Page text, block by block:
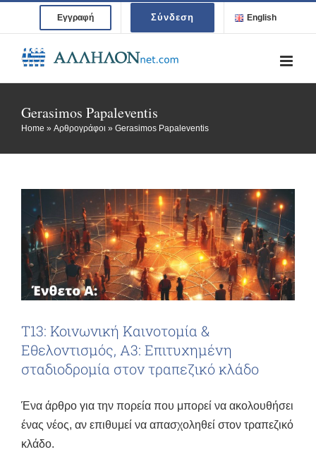
content
Εγγραφή Σύνδεση English
Gerasimos Papaleventis
Home » Αρθρογράφοι » Gerasimos Papaleventis
Τ13: Κοινωνική Καινοτομία &
Εθελοντισμός, Α3: Επιτυχημένη
σταδιοδρομία στον τραπεζικό κλάδο
Ένα άρθρο για την πορεία που μπορεί να ακολουθήσει
ένας νέος, αν επιθυμεί να απασχοληθεί στον τραπεζικό
κλάδο.